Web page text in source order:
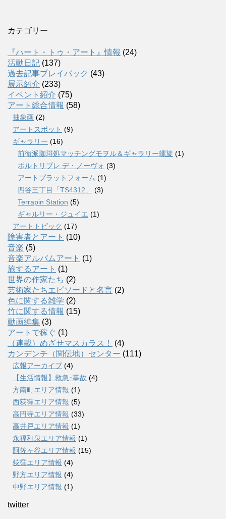
カテゴリー
『ハート・トゥ・アート』情報 (24)
活動日記 (137)
過去記事プレイバック (43)
展示紹介 (233)
イベント紹介 (75)
アート総合情報 (58)
抽象画 (2)
アートスポット (9)
ギャラリー (16)
前衛派珈琲処マッチングモヲル＆ギャラリー螺旋 (1)
ポルトリブレ デ・ノーヴォ (3)
アートプラットフォーム (1)
四谷三丁目「TS4312」
(3)
Terrapin Station (5)
ギャルリー・ジュイエ (1)
アートトピック (17)
障害者とアート (10)
音楽 (5)
音楽アルバムアート (1)
旅するアート (1)
世界の作家たち (2)
芸術家たちエピソードと名言 (2)
色に関する雑学 (2)
竹に関する情報 (15)
動画編集 (3)
アートで稼ぐ (1)
（連載）めざせマスカラス！
(4)
カンデンチ（関伝地）センター (111)
広報アーカイブ (4)
【生活情報】救急･事故 (4)
方南町エリア情報 (1)
西荻窪エリア情報 (5)
高円寺エリア情報 (33)
高井戸エリア情報 (1)
永福和泉エリア情報 (1)
阿佐ヶ谷エリア情報 (15)
荻窪エリア情報 (4)
野方エリア情報 (4)
中野エリア情報 (1)
twitter